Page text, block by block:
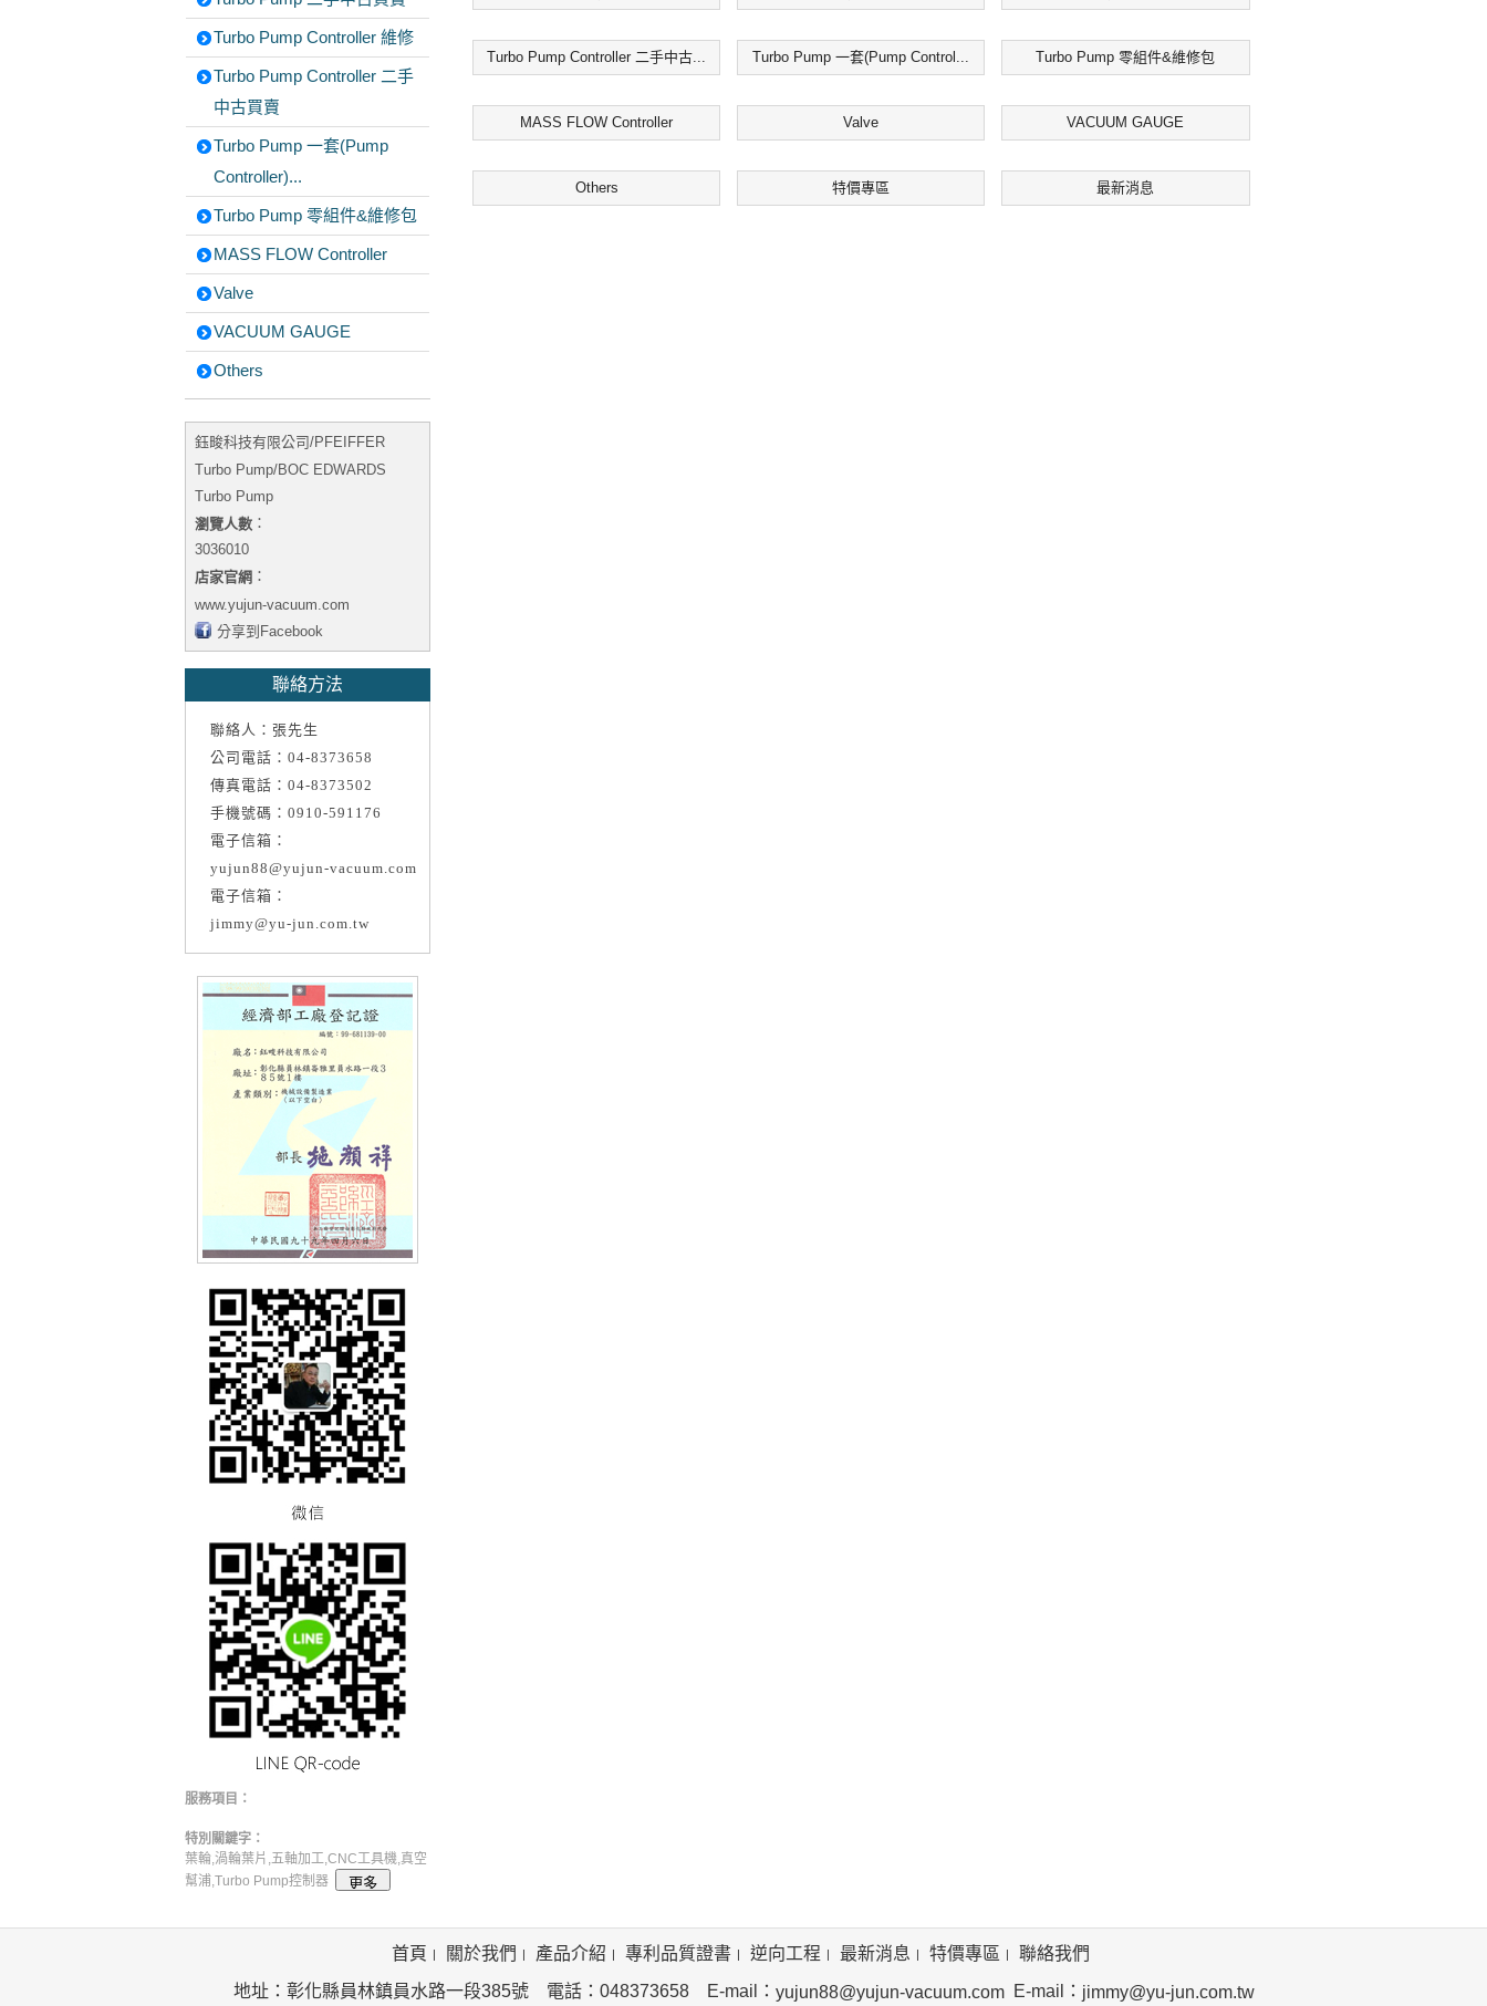
Turbo Pump Controller 維修
Turbo Pump Controller 二手
中古買賣
Turbo Pump 一套(Pump
Controller)...
Turbo Pump 零組件&維修包
MASS FLOW Controller
Valve
VACUUM GAUGE
Others
鈺畯科技有限公司/PFEIFFER
Turbo Pump/BOC EDWARDS
Turbo Pump
瀏覽人數 ：
3036010
店家官網 ：
www.yujun-vacuum.com
分享到Facebook
聯絡方法
聯絡人：張先生
公司電話：04-8373658
傳真電話：04-8373502
手機號碼：0910-591176
電子信箱：
yujun88@yujun-vacuum.com
電子信箱：
jimmy@yu-jun.com.tw
服務項目：
特別關鍵字：
葉輪,渦輪葉片,五軸加工,CNC工具機,真空
幫浦,Turbo Pump控制器
Turbo Pump Controller 二手中古... Turbo Pump 一套(Pump Control... Turbo Pump 零組件&維修包
MASS FLOW Controller Valve VACUUM GAUGE
Others 特價專區 最新消息
首頁 關於我們 產品介紹 專利品質證書 逆向工程 最新消息 特價專區 聯絡我們
地址：彰化縣員林鎮員水路一段385號 電話：048373658 E-mail： yujun88@yujun-vacuum.comE-mail： jimmy@yu-jun.com.tw